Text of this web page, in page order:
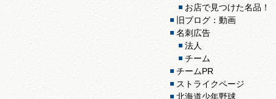
お店で見つけた名品！
旧ブログ：動画
名刺広告
法人
チーム
チームPR
ストライクページ
北海道少年野球